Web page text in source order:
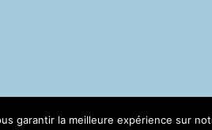
garantir la meilleure expérience sur